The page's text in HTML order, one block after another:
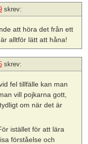
skrev:
att höra det från ett
alltför lätt att håna!
skrev:
fel tillfälle kan man
vill pojkarna gott,
om när det är
istället för att lära
förståelse och